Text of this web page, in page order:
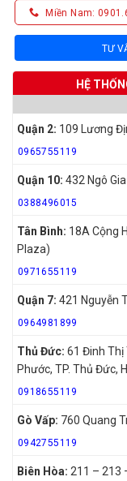
Miền Nam:
TƯ
HỆ
Quận 2: 109 Lương
0965755119
Quận 10: 432 Ngô
0388496015
Tân Bình: 18A Cộng
Plaza)
0971655119
Quận 7: 421 Nguyễn
0964981899
Thủ Đức: 61 Đinh Thị
Phước, TP. Thủ Đức,
0918655119
Gò Vấp: 760 Quang
0942755119
Biên Hòa: 211 – 213